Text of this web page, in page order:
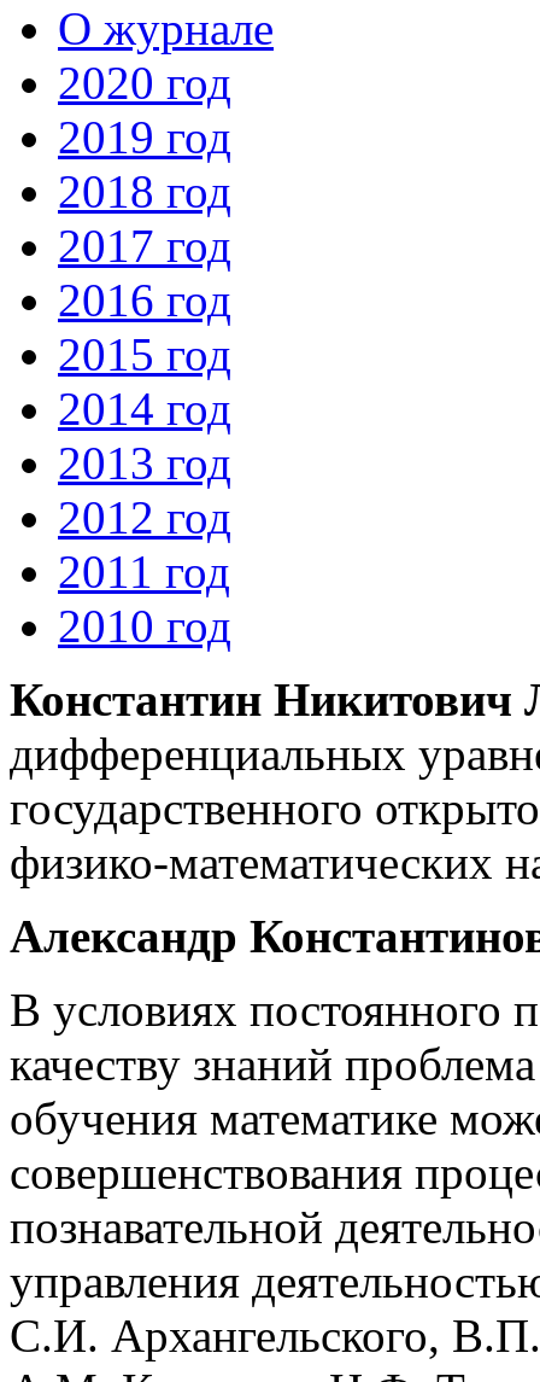
О журнале
2020 год
2019 год
2018 год
2017 год
2016 год
2015 год
2014 год
2013 год
2012 год
2011 год
2010 год
Константин Никитович
дифференциальных
государственного
физико-математических
Александр
В условиях постоянного
качеству знаний
обучения математике
совершенствования
познавательной
управления
С.И. Архангельского,